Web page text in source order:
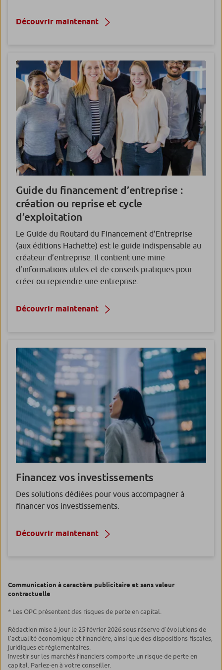
Découvrir maintenant
Guide du financement d’entreprise :
création ou reprise et cycle
d’exploitation
Le Guide du Routard du Financement d’Entreprise
(aux éditions Hachette) est le guide indispensable au
créateur d’entreprise. Il contient une mine
d’informations utiles et de conseils pratiques pour
créer ou reprendre une entreprise.
Découvrir maintenant
Financez vos investissements
Des solutions dédiées pour vous accompagner à
financer vos investissements.
Découvrir maintenant
Communication à caractère publicitaire et sans valeur
contractuelle
* Les OPC présentent des risques de perte en capital.
Rédaction mise à jour le 25 février 2026 sous réserve d’évolutions de
l’actualité économique et financière, ainsi que des dispositions fiscales,
juridiques et réglementaires.
Investir sur les marchés financiers comporte un risque de perte en
capital. Parlez-en à votre conseiller.